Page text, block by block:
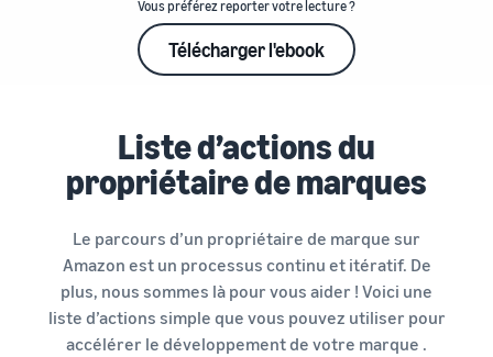
Vous préférez reporter votre lecture ?
Télécharger l'ebook
Liste d’actions du
propriétaire de marques
Le parcours d’un propriétaire de marque sur
Amazon est un processus continu et itératif. De
plus, nous sommes là pour vous aider ! Voici une
liste d’actions simple que vous pouvez utiliser pour
accélérer le développement de votre marque .